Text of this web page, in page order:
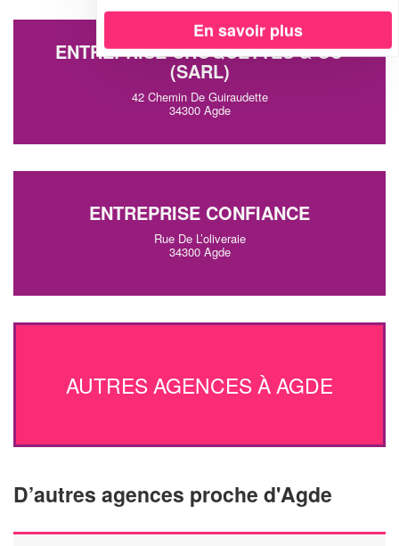
ENTREPRISE CROQUETTES & CO
(SARL)
42 Chemin De Guiraudette
34300 Agde
ENTREPRISE CONFIANCE
Rue De L’oliveraie
34300 Agde
AUTRES AGENCES À AGDE
D’autres agences proche d'Agde
En savoir plus